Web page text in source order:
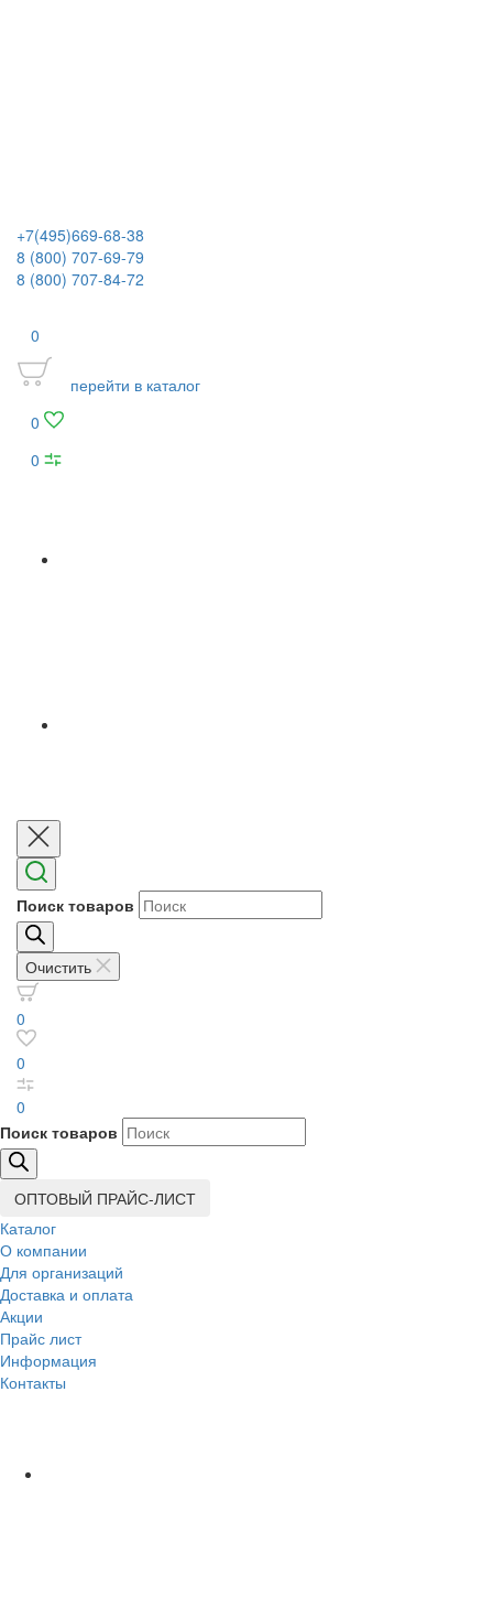
+7(495)669-68-38
8 (800) 707-69-79
8 (800) 707-84-72
0
перейти в каталог
0
0
Поиск товаров
Очистить
0
0
0
Поиск товаров
ОПТОВЫЙ ПРАЙС-ЛИСТ
Каталог
О компании
Для организаций
Доставка и оплата
Акции
Прайс лист
Информация
Контакты